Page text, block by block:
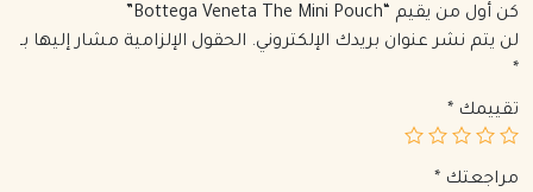
كن أول من يقيم “Bottega Veneta The Mini Pouch”
لن يتم نشر عنوان بريدك الإلكتروني. الحقول الإلزامية مشار إليها بـ
*
تقييمك *
مراجعتك *